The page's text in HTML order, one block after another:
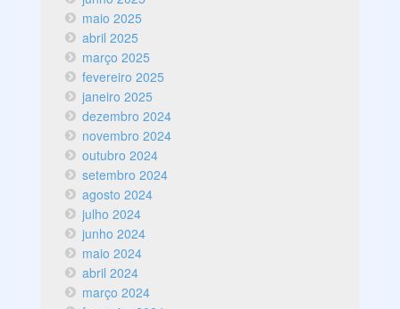
maio 2025
abril 2025
março 2025
fevereiro 2025
janeiro 2025
dezembro 2024
novembro 2024
outubro 2024
setembro 2024
agosto 2024
julho 2024
junho 2024
maio 2024
abril 2024
março 2024